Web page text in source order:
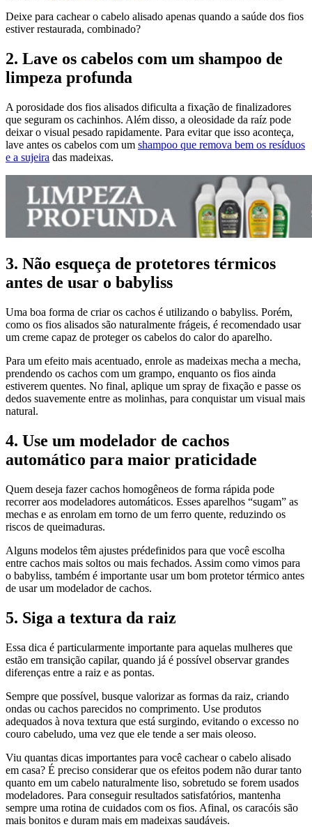
Deixe para cachear o cabelo alisado apenas quando a saúde dos fios
estiver restaurada, combinado?
2. Lave os cabelos com um shampoo de
limpeza profunda
A porosidade dos fios alisados dificulta a fixação de finalizadores
que seguram os cachinhos. Além disso, a oleosidade da raíz pode
deixar o visual pesado rapidamente. Para evitar que isso aconteça,
lave antes os cabelos com um shampoo que remova bem os resíduos
e a sujeira das madeixas.
3. Não esqueça de protetores térmicos
antes de usar o babyliss
Uma boa forma de criar os cachos é utilizando o babyliss. Porém,
como os fios alisados são naturalmente frágeis, é recomendado usar
um creme capaz de proteger os cabelos do calor do aparelho.
Para um efeito mais acentuado, enrole as madeixas mecha a mecha,
prendendo os cachos com um grampo, enquanto os fios ainda
estiverem quentes. No final, aplique um spray de fixação e passe os
dedos suavemente entre as molinhas, para conquistar um visual mais
natural.
4. Use um modelador de cachos
automático para maior praticidade
Quem deseja fazer cachos homogêneos de forma rápida pode
recorrer aos modeladores automáticos. Esses aparelhos “sugam” as
mechas e as enrolam em torno de um ferro quente, reduzindo os
riscos de queimaduras.
Alguns modelos têm ajustes prédefinidos para que você escolha
entre cachos mais soltos ou mais fechados. Assim como vimos para
o babyliss, também é importante usar um bom protetor térmico antes
de usar um modelador de cachos.
5. Siga a textura da raiz
Essa dica é particularmente importante para aquelas mulheres que
estão em transição capilar, quando já é possível observar grandes
diferenças entre a raiz e as pontas.
Sempre que possível, busque valorizar as formas da raiz, criando
ondas ou cachos parecidos no comprimento. Use produtos
adequados à nova textura que está surgindo, evitando o excesso no
couro cabeludo, uma vez que ele tende a ser mais oleoso.
Viu quantas dicas importantes para você cachear o cabelo alisado
em casa? É preciso considerar que os efeitos podem não durar tanto
quanto em um cabelo naturalmente liso, sobretudo se forem usados
modeladores. Para conseguir resultados satisfatórios, mantenha
sempre uma rotina de cuidados com os fios. Afinal, os caracóis são
mais bonitos e duram mais em madeixas saudáveis.